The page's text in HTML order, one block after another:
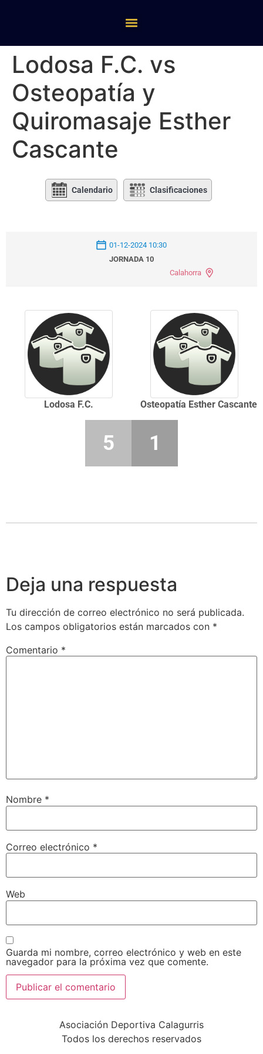
Lodosa F.C. vs
Osteopatía y
Quiromasaje Esther
Cascante
Calendario Clasificaciones
01-12-2024 10:30
JORNADA 10
Calahorra
Lodosa F.C. Osteopatía Esther Cascante
5 1
Deja una respuesta
Tu dirección de correo electrónico no será publicada.
Los campos obligatorios están marcados con *
Comentario *
Nombre *
Correo electrónico *
Web
Guarda mi nombre, correo electrónico y web en este
navegador para la próxima vez que comente.
Asociación Deportiva Calagurris
Todos los derechos reservados